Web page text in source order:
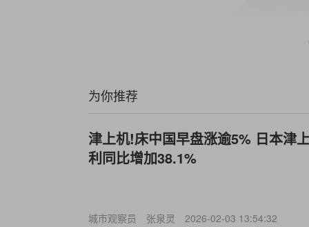
为你推荐
津上机!床中国早盘涨逾5% 日本津
利同比增加38.1%
城市观察员 张泉灵 2026-02-03 13:54:32